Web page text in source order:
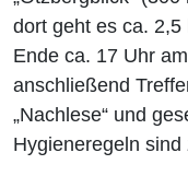
dort geht es ca.
Ende ca. 17 Uhr
anschließend
„Nachlese“ und
Hygieneregeln sind